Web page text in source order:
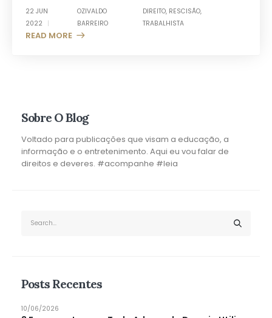
22 JUN
2022
OZIVALDO
BARREIRO
DIREITO, RESCISÃO,
TRABALHISTA
READ MORE +
Sobre O Blog
Voltado para publicações que visam a educação, a
informação e o entretenimento. Aqui eu vou falar de
direitos e deveres. #acompanhe #leia
Posts Recentes
10/06/2026